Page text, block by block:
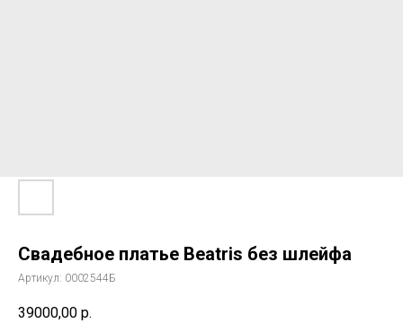
Свадебное платье Beatris без шлейфа
Артикул: 0002544Б
39000,00 р.